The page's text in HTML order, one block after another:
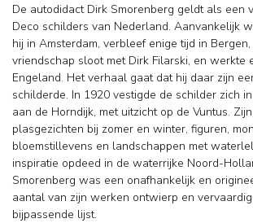
De autodidact Dirk Smorenberg geldt als een
Deco schilders van Nederland. Aanvankelijk
hij in Amsterdam, verbleef enige tijd in
vriendschap sloot met Dirk Filarski, en werkte
Engeland. Het verhaal gaat dat hij daar zijn
schilderde. In 1920 vestigde de schilder zich
aan de Horndijk, met uitzicht op de Vuntus.
plasgezichten bij zomer en winter, figuren,
bloemstillevens en landschappen met
inspiratie opdeed in de waterrijke Noord-
Smorenberg was een onafhankelijk en
aantal van zijn werken ontwierp en
bijpassende lijst.